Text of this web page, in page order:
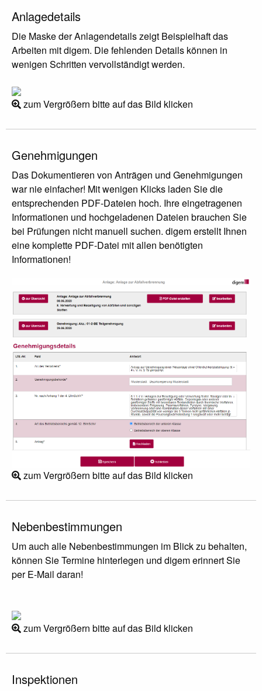
Anlagedetails
Die Maske der Anlagendetails zeigt Beispielhaft das
Arbeiten mit digem. Die fehlenden Details können in
wenigen Schritten vervollständigt werden.
zum Vergrößern bitte auf das Bild klicken
Genehmigungen
Das Dokumentieren von Anträgen und Genehmigungen
war nie einfacher! Mit wenigen Klicks laden Sie die
entsprechenden PDF-Dateien hoch. Ihre eingetragenen
Informationen und hochgeladenen Dateien brauchen Sie
bei Prüfungen nicht manuell suchen. digem erstellt Ihnen
eine komplette PDF-Datei mit allen benötigten
Informationen!
zum Vergrößern bitte auf das Bild klicken
Nebenbestimmungen
Um auch alle Nebenbestimmungen im Blick zu behalten,
können Sie Termine hinterlegen und digem erinnert Sie
per E-Mail daran!
zum Vergrößern bitte auf das Bild klicken
Inspektionen